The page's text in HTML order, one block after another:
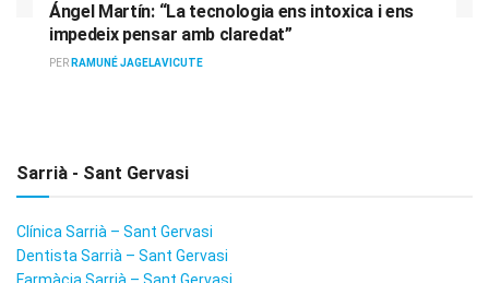
Ángel Martín: “La tecnologia ens intoxica i ens
impedeix pensar amb claredat”
PER RAMUNÉ JAGELAVICUTE
Sarrià - Sant Gervasi
Clínica Sarrià – Sant Gervasi
Dentista Sarrià – Sant Gervasi